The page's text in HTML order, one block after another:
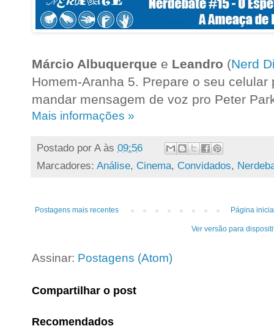
Márcio Albuquerque e Leandro (Nerd
Homem-Aranha 5. Prepare o seu
mandar mensagem de voz pro Peter
Mais informações »
Postado por A às 09:56
Marcadores: Análise, Cinema, Convidados,
Postagens mais recentes Página
Ver versão para
Assinar: Postagens (Atom)
Compartilhar o post
Recomendados